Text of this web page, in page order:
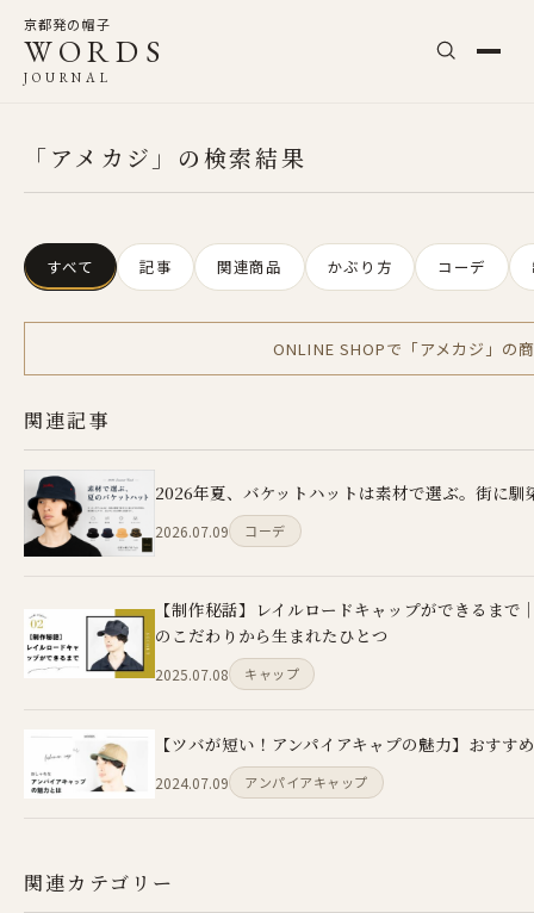
京都発の帽子
WORDS
JOURNAL
「アメカジ」の検索結果
すべて 記事 関連商品 かぶり方 コーデ
ONLINE SHOPで「アメカジ」の
関連記事
2026年夏、バケットハットは素材で選ぶ。街に馴
2026.07.09 コーデ
【制作秘話】レイルロードキャップができるま
のこだわりから生まれたひとつ
2025.07.08 キャップ
【ツバが短い！アンパイアキャプの魅力】おすす
2024.07.09 アンパイアキャップ
関連カテゴリー